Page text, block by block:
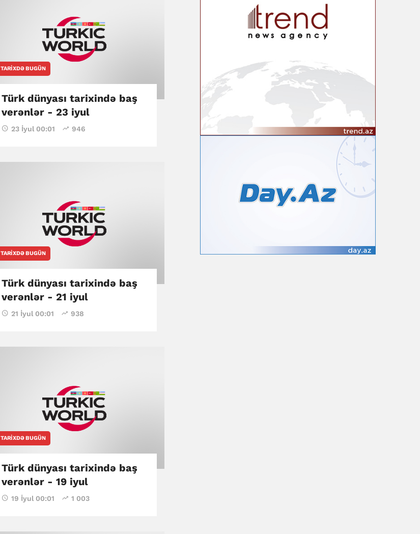
TARIXDƏ BUGÜN
Türk dünyası tarixində baş
verənlər - 23 iyul
23 İyul 00:01 946
TARIXDƏ BUGÜN
Türk dünyası tarixində baş
verənlər - 21 iyul
21 İyul 00:01 938
TARIXDƏ BUGÜN
Türk dünyası tarixində baş
verənlər - 19 iyul
19 İyul 00:01 1 003